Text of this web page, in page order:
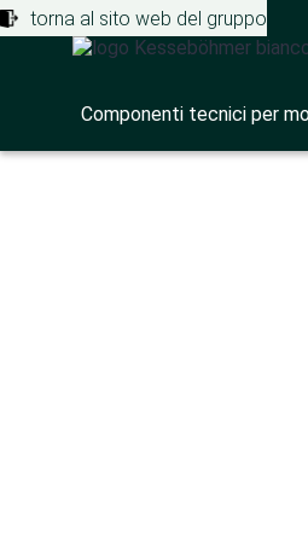
torna al sito web del gruppo
Componenti tecnici per